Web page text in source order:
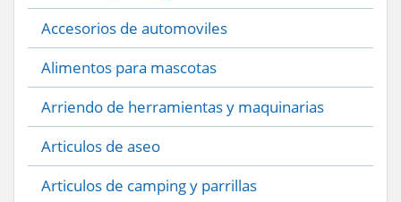
Accesorios de automoviles
Alimentos para mascotas
Arriendo de herramientas y maquinarias
Articulos de aseo
Articulos de camping y parrillas